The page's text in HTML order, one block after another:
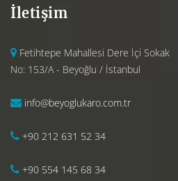
İletişim
Fetihtepe Mahallesi Dere İçi Sokak
No: 153/A - Beyoğlu / İstanbul
info@beyoglukaro.com.tr
+90 212 631 52 34
+90 554 145 68 34